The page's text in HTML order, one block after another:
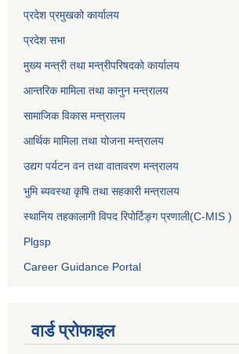
प्रदेश प्रमुखको कार्यालय
प्रदेश सभा
मुख्य मन्त्री तथा मन्त्रीपरिषदको कार्यालय
आन्तरिक मामिला तथा कानुन मन्त्रालय
सामाजिक विकास मन्त्रालय
आर्थिक मामिला तथा योजना मन्त्रालय
उद्यग पर्यटन वन तथा वातावरण मन्त्रालय
भुमि ब्यवस्था कृषि तथा सहकारी मन्त्रालय
स्थानिय तहकालागी विपद रिपोर्टिङ्ग प्रणाली(C-MIS )
Plgsp
Career Guidance Portal
वार्ड प्रोफाइल